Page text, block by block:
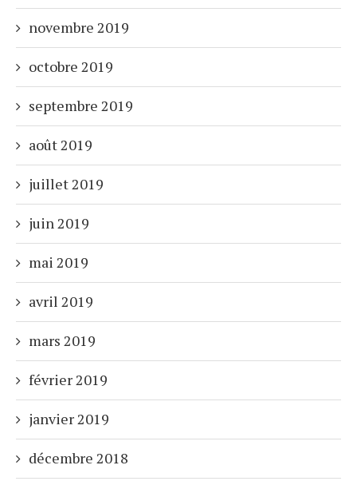
novembre 2019
octobre 2019
septembre 2019
août 2019
juillet 2019
juin 2019
mai 2019
avril 2019
mars 2019
février 2019
janvier 2019
décembre 2018